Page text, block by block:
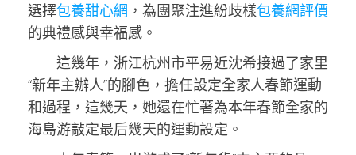
選擇包養甜心網 ，為團聚注進紛歧樣包養網評價
的典禮感與幸福感。
這幾年，浙江杭州市平易近沈希接過了家里
“新年主辦人”的腳色，擔任設定全家人春節運動
和過程，這幾天，她還在忙著為本年春節全家的
海島游敲定最后幾天的運動設定。